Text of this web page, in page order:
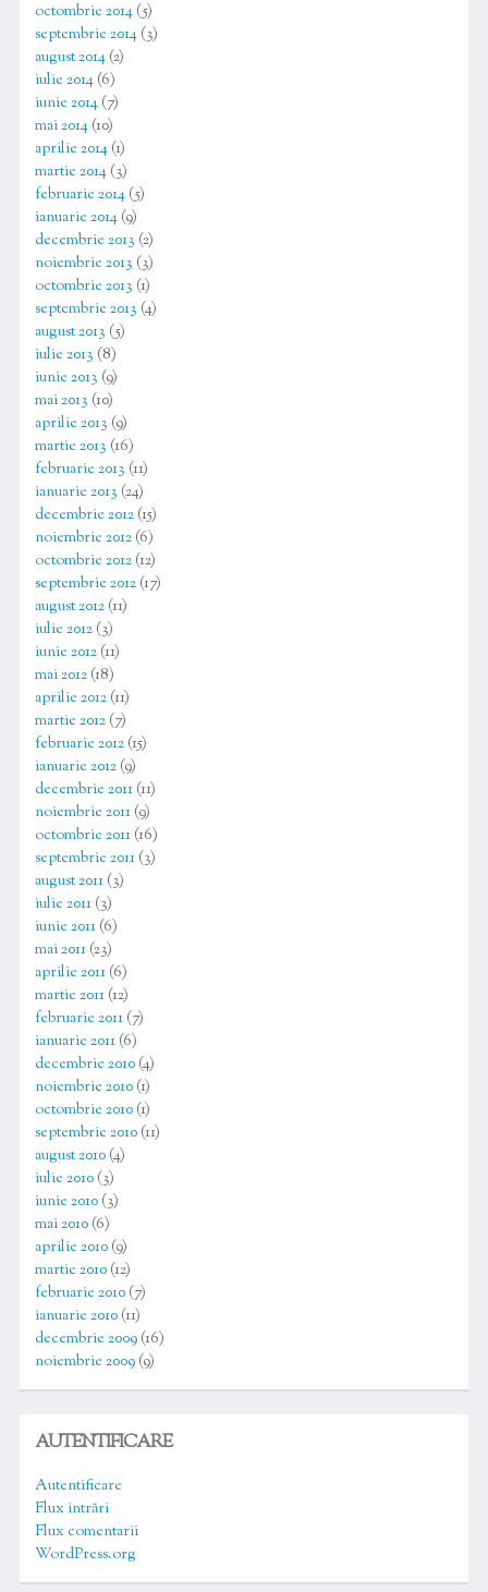
octombrie 2014(5)
septembrie 2014(3)
august 2014(2)
iulie 2014(6)
iunie 2014(7)
mai 2014(10)
aprilie 2014(1)
martie 2014(3)
februarie 2014(5)
ianuarie 2014(9)
decembrie 2013 (2)
noiembrie 2013 (3)
octombrie 2013 (1)
septembrie 2013 (4)
august 2013 (5)
iulie 2013 (8)
iunie 2013 (9)
mai 2013 (10)
aprilie 2013 (9)
martie 2013 (16)
februarie 2013 (11)
ianuarie 2013 (24)
decembrie 2012(15)
noiembrie 2012(6)
octombrie 2012(12)
septembrie 2012(17)
august 2012(11)
iulie 2012(3)
iunie 2012(11)
mai 2012(18)
aprilie 2012(11)
martie 2012(7)
februarie 2012(15)
ianuarie 2012(9)
decembrie 2011(11)
noiembrie 2011(9)
octombrie 2011(16)
septembrie 2011(3)
august 2011(3)
iulie 2011(3)
iunie 2011(6)
mai 2011(23)
aprilie 2011(6)
martie 2011(12)
februarie 2011(7)
ianuarie 2011(6)
decembrie 2010(4)
noiembrie 2010(1)
octombrie 2010(1)
septembrie 2010(11)
august 2010(4)
iulie 2010(3)
iunie 2010(3)
mai 2010(6)
aprilie 2010(9)
martie 2010(12)
februarie 2010(7)
ianuarie 2010(11)
decembrie 2009(16)
noiembrie 2009(9)
AUTENTIFICARE
Autentificare
Flux intrări
Flux comentarii
WordPress.org